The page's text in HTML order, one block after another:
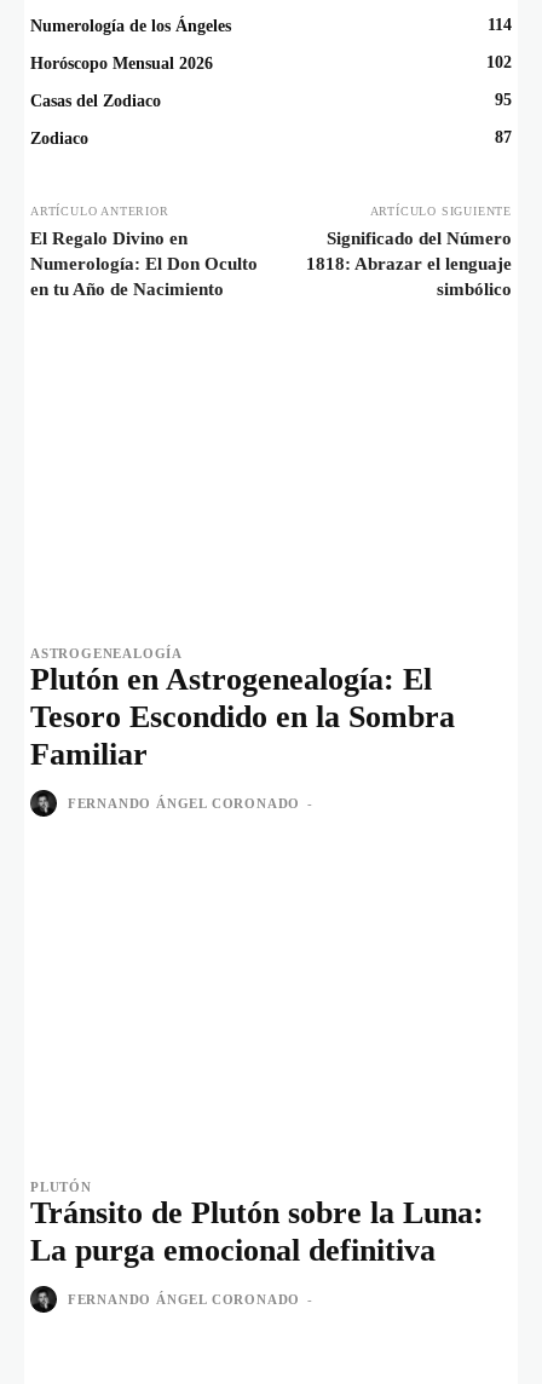
Numerología de los Ángeles 114
Horóscopo Mensual 2026 102
Casas del Zodiaco 95
Zodiaco 87
ARTÍCULO ANTERIOR
El Regalo Divino en
Numerología: El Don Oculto
en tu Año de Nacimiento
ARTÍCULO SIGUIENTE
Significado del Número
1818: Abrazar el lenguaje
simbólico
ASTROGENEALOGÍA
Plutón en Astrogenealogía: El
Tesoro Escondido en la Sombra
Familiar
FERNANDO ÁNGEL CORONADO -
PLUTÓN
Tránsito de Plutón sobre la Luna:
La purga emocional definitiva
FERNANDO ÁNGEL CORONADO -